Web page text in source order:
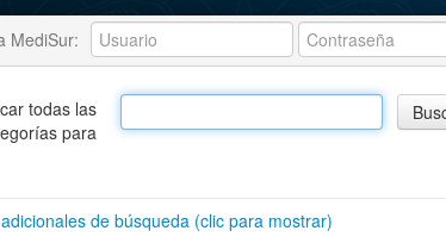
MediSur:
todas las
para
de búsqueda (clic para mostrar)